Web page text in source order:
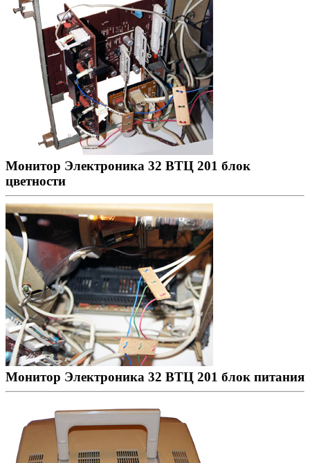
Монитор Электроника 32 ВТЦ 201 блок
цветности
Монитор Электроника 32 ВТЦ 201 блок питания